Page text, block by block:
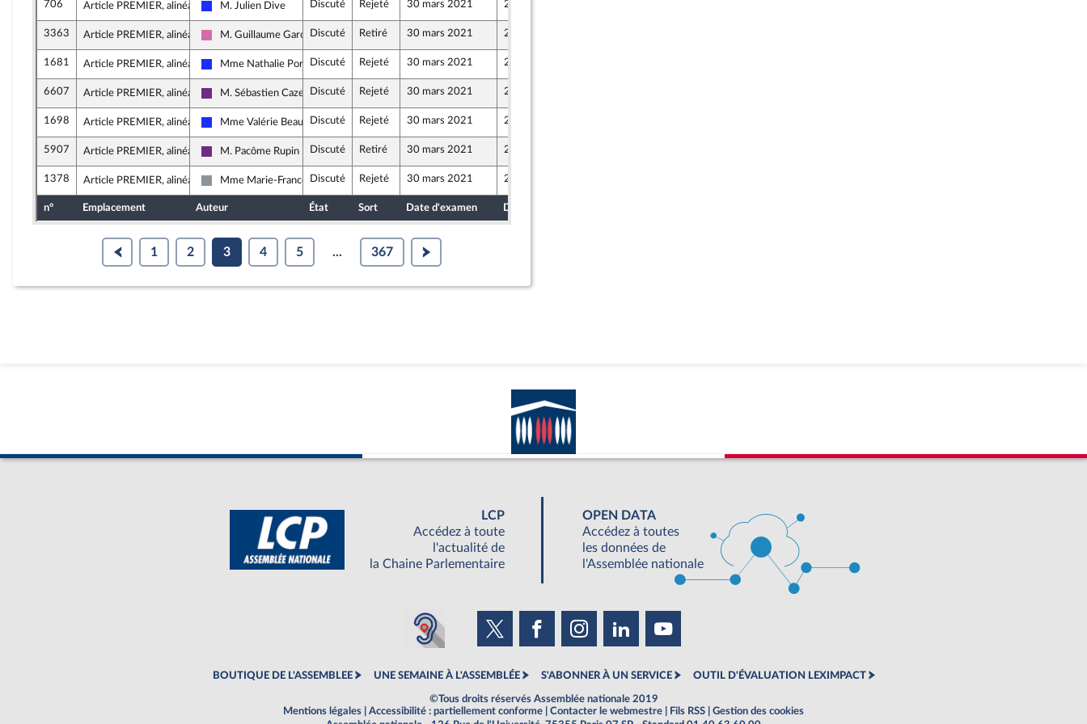
706 Article PREMIER, alinéa 2
Les Républicains
M. Julien Dive Discuté Rejeté 30 mars 2021 23 mars 2021
3363 Article PREMIER, alinéa 2
Socialistes et apparentés
M. Guillaume Garot Discuté Retiré 30 mars 2021 25 mars 2021
1681 Article PREMIER, alinéa 2
Les Républicains
Mme Nathalie PorteDiscuté Rejeté 30 mars 2021 23 mars 2021
6607 Article PREMIER, alinéa 2
La République en Marche
M. Sébastien CazenoveDiscuté Rejeté 30 mars 2021 25 mars 2021
1698 Article PREMIER, alinéa 2
Les Républicains
Mme Valérie BeauvaisDiscuté Rejeté 30 mars 2021 24 mars 2021
5907 Article PREMIER, alinéa 2
La République en Marche
M. Pacôme Rupin Discuté Retiré 30 mars 2021 25 mars 2021
1378 Article PREMIER, alinéa 2
Non inscrit
Mme Marie-France Lorho
Discuté Rejeté 30 mars 2021 23 mars 2021
n° Emplacement Auteur État Sort Date d'examen Date de dépôt
1 2 3 4 5 ... 367
LCP
Accédez à toute
l'actualité de
la Chaine Parlementaire
OPEN DATA
Accédez à toutes
les données de
l'Assemblée nationale
BOUTIQUE DE L'ASSEMBLEE UNE SEMAINE À L'ASSEMBLÉE S'ABONNER À UN SERVICE OUTIL D'ÉVALUATION LEXIMPACT
©Tous droits réservés Assemblée nationale 2019
Mentions légales
Accessibilité : partiellement conforme Contacter le webmestre Fils RSS
Gestion des cookies